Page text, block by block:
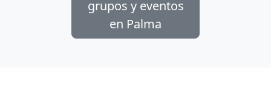
grupos y eventos
en Palma